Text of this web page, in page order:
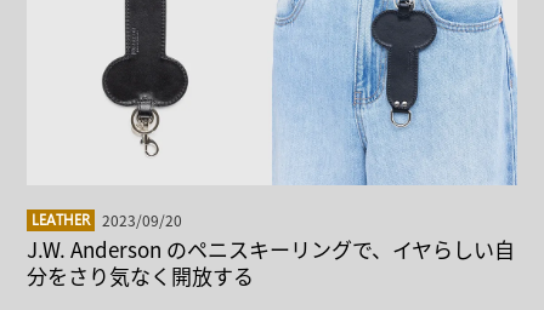
LEATHER 2023/09/20
J.W. Anderson のペニスキーリングで、イヤらしい自
分をさり気なく開放する